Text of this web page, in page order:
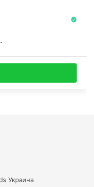
Украина